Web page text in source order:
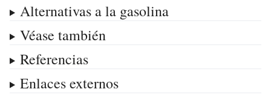
Alternativas a la gasolina
Véase también
Referencias
Enlaces externos